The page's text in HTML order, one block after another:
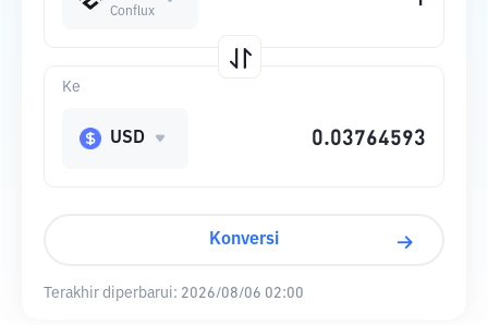
Conflux
Ke
USD
Konversi
Terakhir diperbarui: 2026/08/06 02:00